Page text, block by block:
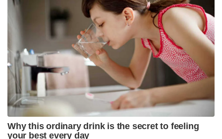
Why this ordinary drink is the secret to feeling
your best every day